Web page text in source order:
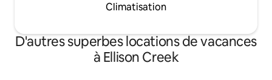
Climatisation
D'autres superbes locations de vacances
à Ellison Creek